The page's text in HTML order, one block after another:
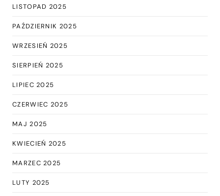
LISTOPAD 2025
PAŹDZIERNIK 2025
WRZESIEŃ 2025
SIERPIEŃ 2025
LIPIEC 2025
CZERWIEC 2025
MAJ 2025
KWIECIEŃ 2025
MARZEC 2025
LUTY 2025